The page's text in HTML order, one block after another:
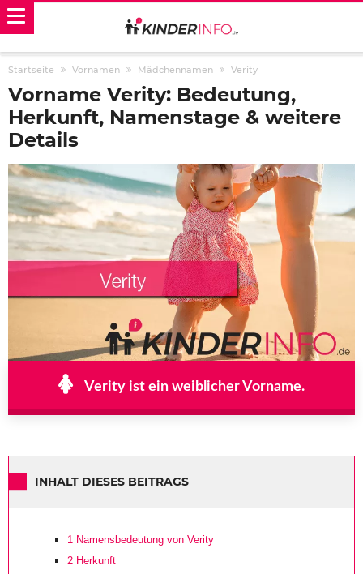
Startseite Vornamen Mädchennamen Verity
Vorname Verity: Bedeutung,
Herkunft, Namenstage & weitere
Details
Verity ist ein weiblicher Vorname.
INHALT DIESES BEITRAGS
1 Namensbedeutung von Verity
2 Herkunft